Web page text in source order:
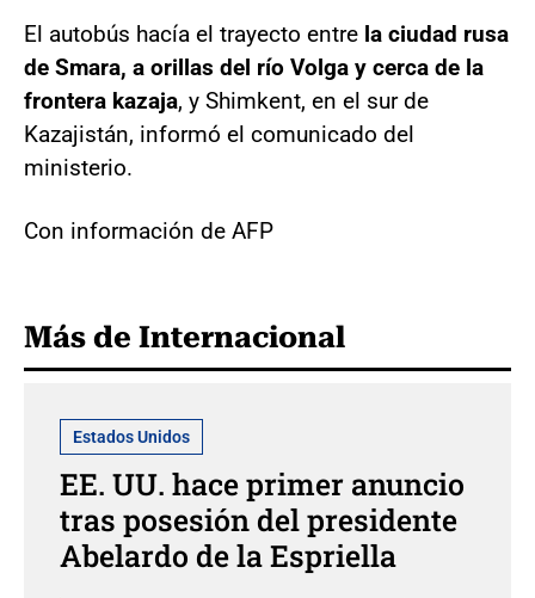
El autobús hacía el trayecto entre la ciudad rusa
de Smara, a orillas del río Volga y cerca de la
frontera kazaja, y Shimkent, en el sur de
Kazajistán, informó el comunicado del
ministerio.
Con información de AFP
Más de Internacional
Estados Unidos
EE. UU. hace primer anuncio
tras posesión del presidente
Abelardo de la Espriella